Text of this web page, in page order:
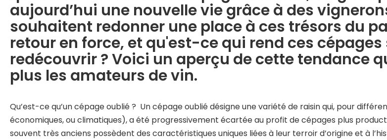
aujourd’hui une nouvelle vie grâce à des
souhaitent redonner une place à ces trésors du
retour en force, et qu'est-ce qui rend ces
redécouvrir ? Voici un aperçu de cette tendance
plus les amateurs de vin.
Qu’est-ce qu’un cépage oublié ? Un cépage oublié désigne une variété de raisin qui, pour
économiques, ou climatiques), a été progressivement écartée au profit de cépages plus
souvent très anciens possèdent des caractéristiques uniques liées à leur terroir d’origine et à